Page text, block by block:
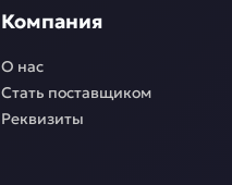
Компания
О нас
Стать поставщиком
Реквизиты